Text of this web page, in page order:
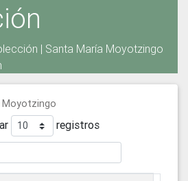
| Santa María Moyotzingo
Moyotzingo
registros